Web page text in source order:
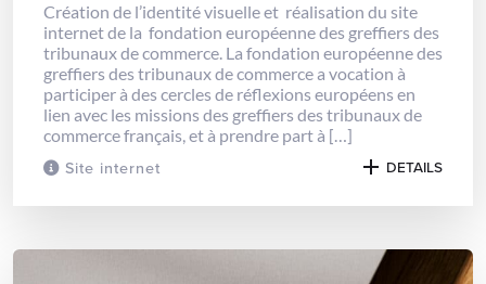
Site internet
Création de l’identité visuelle et réalisation du site
internet de la fondation européenne des greffiers des
tribunaux de commerce. La fondation européenne des
greffiers des tribunaux de commerce a vocation à
participer à des cercles de réflexions européens en
lien avec les missions des greffiers des tribunaux de
commerce français, et à prendre part à […]
DETAILS